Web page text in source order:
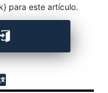
para este artículo.